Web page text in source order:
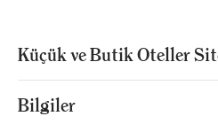
Küçük ve Butik Oteller
Bilgiler